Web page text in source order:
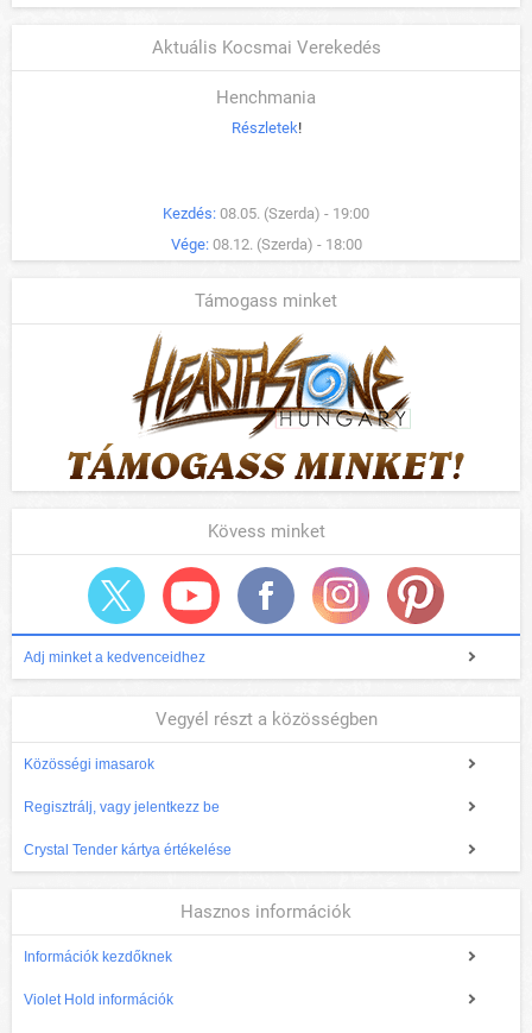
Aktuális Kocsmai Verekedés
Henchmania
Részletek!
Kezdés: 08.05. (Szerda) - 19:00
Vége: 08.12. (Szerda) - 18:00
Támogass minket
Kövess minket
Adj minket a kedvenceidhez
Vegyél részt a közösségben
Közösségi imasarok
Regisztrálj, vagy jelentkezz be
Crystal Tender kártya értékelése
Hasznos információk
Információk kezdőknek
Violet Hold információk